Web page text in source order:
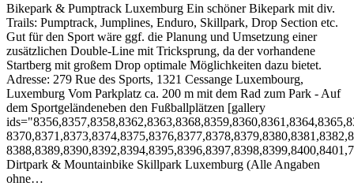
Bikepark & Pumptrack Luxemburg Ein schöner Bikepark mit div.
Trails: Pumptrack, Jumplines, Enduro, Skillpark, Drop Section etc.
Gut für den Sport wäre ggf. die Planung und Umsetzung einer
zusätzlichen Double-Line mit Tricksprung, da der vorhandene
Startberg mit großem Drop optimale Möglichkeiten dazu bietet.
Adresse: 279 Rue des Sports, 1321 Cessange Luxembourg,
Luxemburg Vom Parkplatz ca. 200 m mit dem Rad zum Park - Auf
dem Sportgeländeneben den Fußballplätzen [gallery
Dirtpark & Mountainbike Skillpark Luxemburg (Alle Angaben
ohne…